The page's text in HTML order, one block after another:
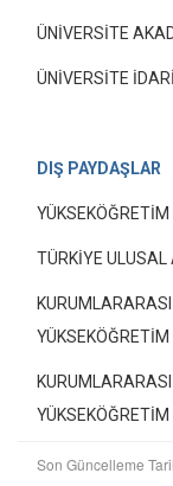
ÜNİVERSİTE
ÜNİVERSİTE
DIŞ PAYDAŞLAR
TÜRKİYE
YÜKSEKÖĞRETİM
YÜKSEKÖĞRETİM
Son Güncelleme